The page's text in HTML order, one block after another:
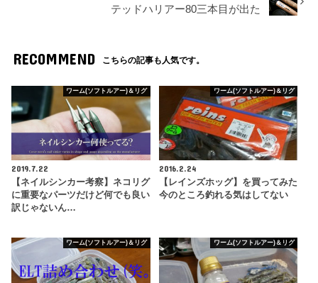
テッドハリアー80三本目が出た
RECOMMEND こちらの記事も人気です。
ワーム(ソフトルアー)＆リグ
2019.7.22
【ネイルシンカー考察】ネコリグ
に重要なパーツだけど何でも良い
訳じゃないん…
ワーム(ソフトルアー)＆リグ
2016.2.24
【レインズホッグ】を買ってみた
今のところ釣れる気はしてない
ワーム(ソフトルアー)＆リグ ワーム(ソフトルアー)＆リグ